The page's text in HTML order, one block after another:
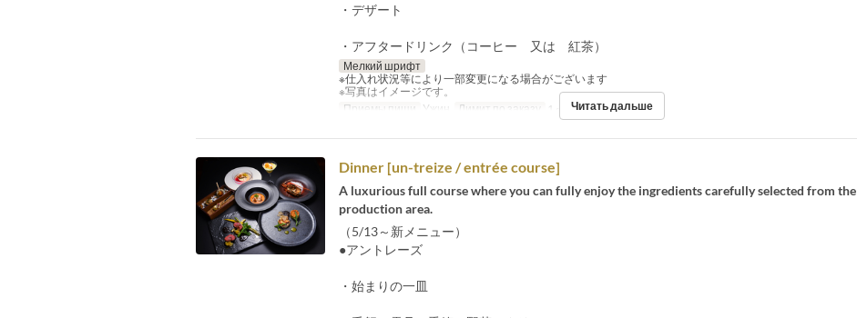
・デザート
・アフタードリンク（コーヒー 又は 紅茶）
Мелкий шрифт
※仕入れ状況等により一部変更になる場合がございます
※写真はイメージです。
Приемы пищи Ужин Лимит по заказу 1 ~ 8 Читать дальше
Dinner [un-treize / entrée course]
A luxurious full course where you can fully enjoy the ingredients carefully selected from the
production area.
（5/13～新メニュー）
●アントレーズ
・始まりの一皿